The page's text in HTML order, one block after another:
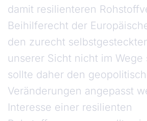
damit resilienteren
Beihilferecht der
den zurecht
unserer Sicht nicht im Wege
sollte daher den
Veränderungen angepasst
Interesse einer resilienten